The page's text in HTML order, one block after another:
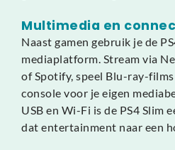
Multimedia en
Naast gamen gebruik je de
mediaplatform. Stream via
of Spotify, speel Blu-ray-
console voor je eigen
USB en Wi-Fi is de PS4 Slim
dat entertainment naar een